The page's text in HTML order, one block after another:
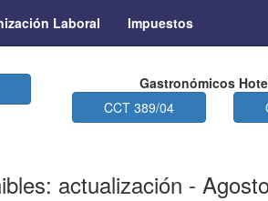
Laboral Impuestos
Gastronómicos
CCT 389/04
actualización -